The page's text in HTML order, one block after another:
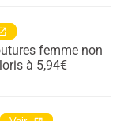
femme non
à 5,94€